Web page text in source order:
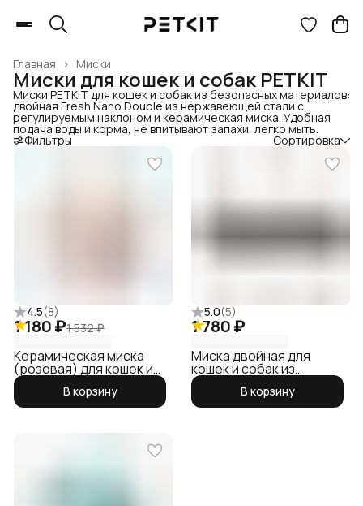
Миски
Главная ›
Миски для кошек и собак PETKIT
Миски PETKIT для кошек и собак из безопасных материалов:
двойная Fresh Nano Double из нержавеющей стали с
регулируемым наклоном и керамическая миска. Удобная
подача воды и корма, не впитывают запахи, легко мыть.
Фильтры Сортировка
4.5(8)
1 180 ₽1 532 ₽
Керамическая миска
(розовая) для кошек и
собак PETKIT
В корзину
5.0(5)
1 780 ₽
Миска двойная для
кошек и собак из
пищевой стали Fresh
Nano DoubleВ корзину